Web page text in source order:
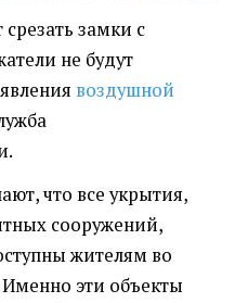
замки с
не будут
воздушной
что все укрытия,
сооружений,
жителям во
эти объекты